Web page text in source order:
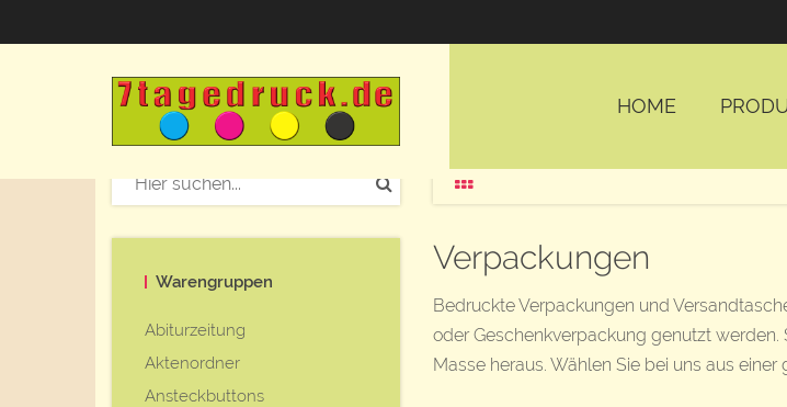
HOME
Warengruppen
Abiturzeitung
Aktenordner
Ansteckbuttons
Verpackungen
Bedruckte Verpackungen und
oder Geschenkverpackung genutzt
Masse heraus. Wählen Sie bei uns aus einer